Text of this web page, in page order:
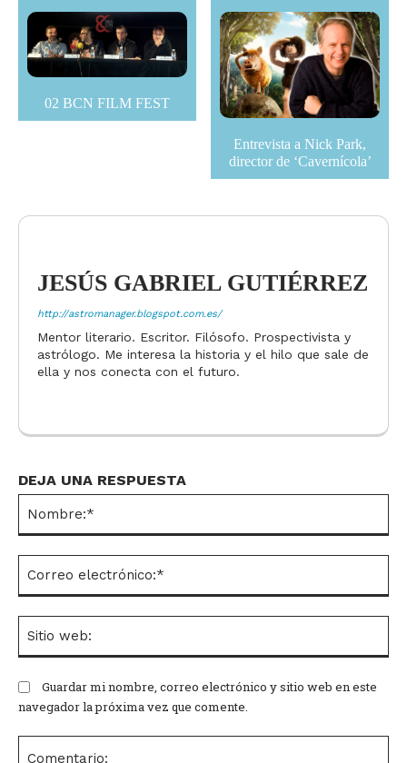
02 BCN FILM FEST
Entrevista a Nick Park,
director de ‘Cavernícola’
JESÚS GABRIEL GUTIÉRREZ
http://astromanager.blogspot.com.es/
Mentor literario. Escritor. Filósofo. Prospectivista y
astrólogo. Me interesa la historia y el hilo que sale de
ella y nos conecta con el futuro.
DEJA UNA RESPUESTA
Guardar mi nombre, correo electrónico y sitio web en este
navegador la próxima vez que comente.